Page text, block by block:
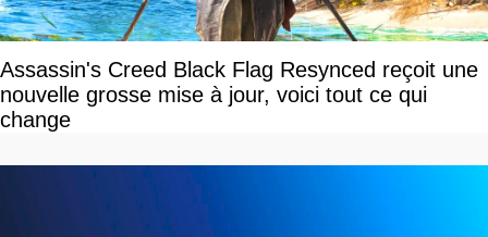
Assassin's Creed Black Flag Resynced reçoit une
nouvelle grosse mise à jour, voici tout ce qui
change